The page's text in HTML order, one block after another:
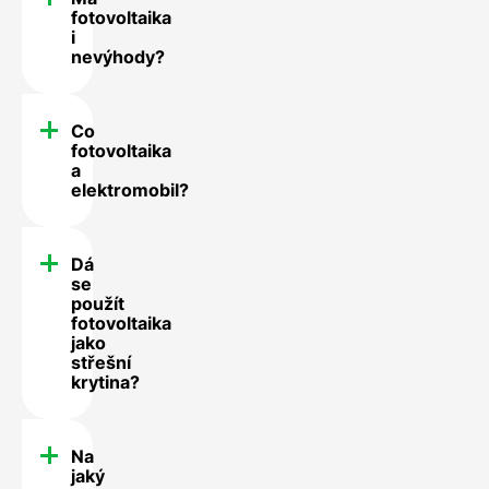
fotovoltaika
i
nevýhody?
Co
fotovoltaika
a
elektromobil?
Dá
se
použít
fotovoltaika
jako
střešní
krytina?
Na
jaký